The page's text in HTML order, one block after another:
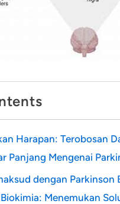
Harapan: Terobosan
Panjang Mengenai
dengan Parkinson
Menemukan